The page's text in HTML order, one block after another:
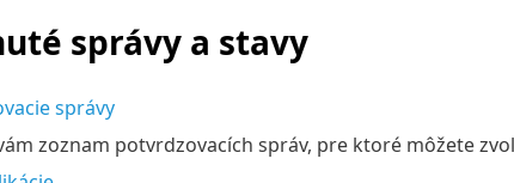
správy a stavy
správy
zoznam potvrdzovacích správ, pre ktoré môžete